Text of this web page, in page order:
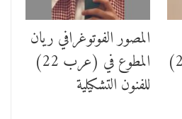
اليوسف في (عرب 22)
المصور الفوتوغرافي ريان
المطوع في (عرب 22)
للفنون التشكيلية